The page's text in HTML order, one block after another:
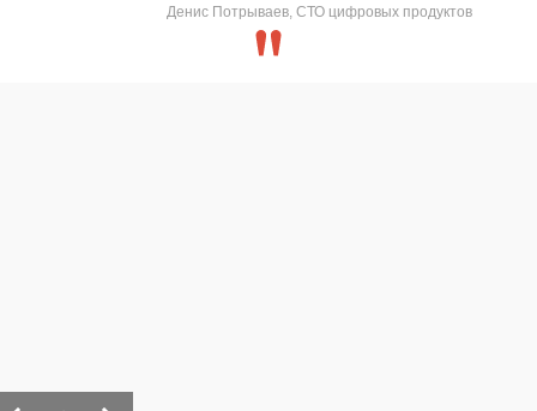
Денис Потрываев, СТО цифровых продуктов